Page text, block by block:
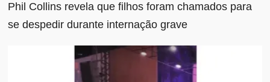
Phil Collins revela que filhos foram chamados para
se despedir durante internação grave